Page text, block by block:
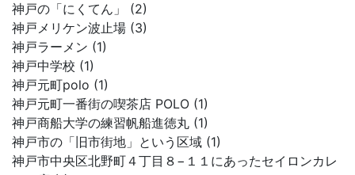
神戸の「にくてん」 (2)
神戸メリケン波止場 (3)
神戸ラーメン (1)
神戸中学校 (1)
神戸元町polo (1)
神戸元町一番街の喫茶店 POLO (1)
神戸商船大学の練習帆船進徳丸 (1)
神戸市の「旧市街地」という区域 (1)
神戸市中央区北野町４丁目８−１１にあったセイロンカレ